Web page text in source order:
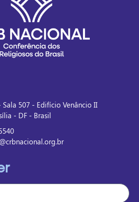
Sala 507 - Edifício Venâncio II
- DF - Brasil